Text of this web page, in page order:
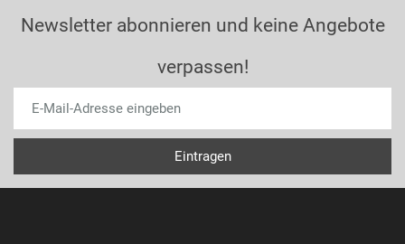
Newsletter abonnieren und keine Angebote
verpassen!